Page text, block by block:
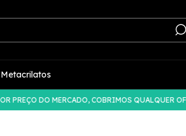
DO MERCADO, COBRIMOS QUALQUER OFERTA!